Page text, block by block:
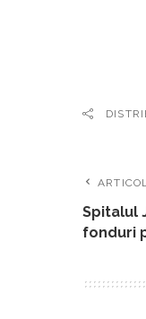
Spitalul
fonduri